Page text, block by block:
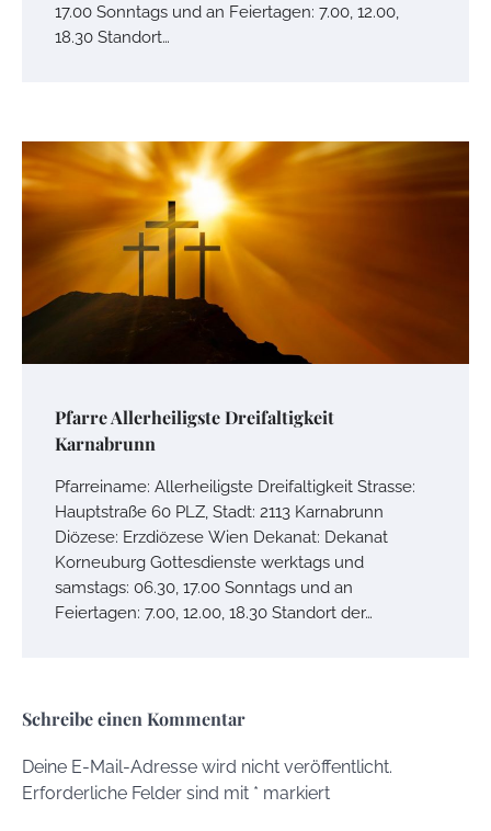
17.00 Sonntags und an Feiertagen: 7.00, 12.00,
18.30 Standort…
Pfarre Allerheiligste Dreifaltigkeit
Karnabrunn
Pfarreiname: Allerheiligste Dreifaltigkeit Strasse:
Hauptstraße 60 PLZ, Stadt: 2113 Karnabrunn
Diözese: Erzdiözese Wien Dekanat: Dekanat
Korneuburg Gottesdienste werktags und
samstags: 06.30, 17.00 Sonntags und an
Feiertagen: 7.00, 12.00, 18.30 Standort der…
Schreibe einen Kommentar
Deine E-Mail-Adresse wird nicht veröffentlicht.
Erforderliche Felder sind mit * markiert